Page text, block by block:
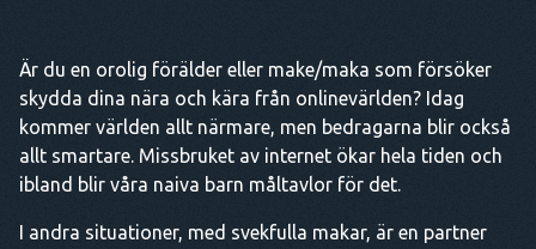
Är du en orolig förälder eller make/maka som försöker
skydda dina nära och kära från onlinevärlden? Idag
kommer världen allt närmare, men bedragarna blir också
allt smartare. Missbruket av internet ökar hela tiden och
ibland blir våra naiva barn måltavlor för det.
I andra situationer, med svekfulla makar, är en partner